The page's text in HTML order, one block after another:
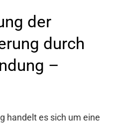
der
durch
–
handelt es sich um eine